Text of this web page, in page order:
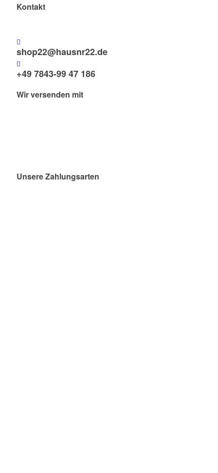
Kontakt
shop22@hausnr22.de
+49 7843-99 47 186
Wir versenden mit
Unsere Zahlungsarten